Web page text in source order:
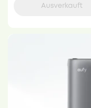
Ausverkauft